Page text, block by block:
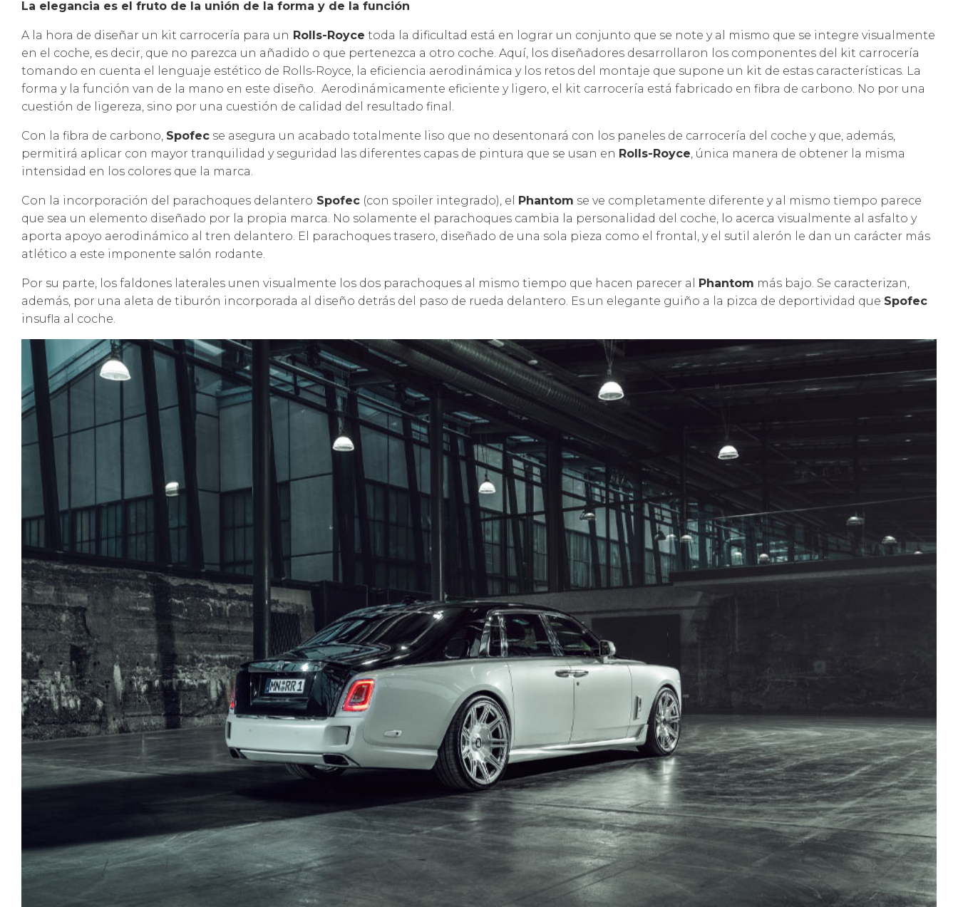
La elegancia es el fruto de la unión de la forma y de la función
A la hora de diseñar un kit carrocería para un Rolls-Royce toda la dificultad está en lograr un conjunto que se note y al mismo que se integre visualmente
en el coche, es decir, que no parezca un añadido o que pertenezca a otro coche. Aquí, los diseñadores desarrollaron los componentes del kit carrocería
tomando en cuenta el lenguaje estético de Rolls-Royce, la eficiencia aerodinámica y los retos del montaje que supone un kit de estas características. La
forma y la función van de la mano en este diseño. Aerodinámicamente eficiente y ligero, el kit carrocería está fabricado en fibra de carbono. No por una
cuestión de ligereza, sino por una cuestión de calidad del resultado final.
Con la fibra de carbono, Spofec se asegura un acabado totalmente liso que no desentonará con los paneles de carrocería del coche y que, además,
permitirá aplicar con mayor tranquilidad y seguridad las diferentes capas de pintura que se usan en Rolls-Royce, única manera de obtener la misma
intensidad en los colores que la marca.
Con la incorporación del parachoques delantero Spofec (con spoiler integrado), el Phantom se ve completamente diferente y al mismo tiempo parece
que sea un elemento diseñado por la propia marca. No solamente el parachoques cambia la personalidad del coche, lo acerca visualmente al asfalto y
aporta apoyo aerodinámico al tren delantero. El parachoques trasero, diseñado de una sola pieza como el frontal, y el sutil alerón le dan un carácter más
atlético a este imponente salón rodante.
Por su parte, los faldones laterales unen visualmente los dos parachoques al mismo tiempo que hacen parecer al Phantom más bajo. Se caracterizan,
además, por una aleta de tiburón incorporada al diseño detrás del paso de rueda delantero. Es un elegante guiño a la pizca de deportividad que Spofec
insufla al coche.